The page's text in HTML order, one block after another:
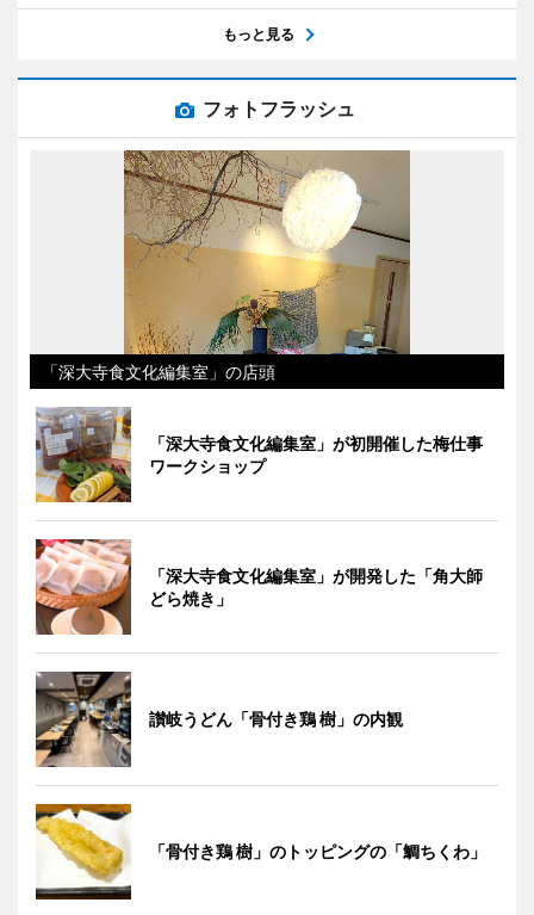
もっと見る
フォトフラッシュ
「深大寺食文化編集室」の店頭
「深大寺食文化編集室」が初開催した梅仕事
ワークショップ
「深大寺食文化編集室」が開発した「角大師
どら焼き」
讃岐うどん「骨付き鶏 樹」の内観
「骨付き鶏 樹」のトッピングの「鯛ちくわ」